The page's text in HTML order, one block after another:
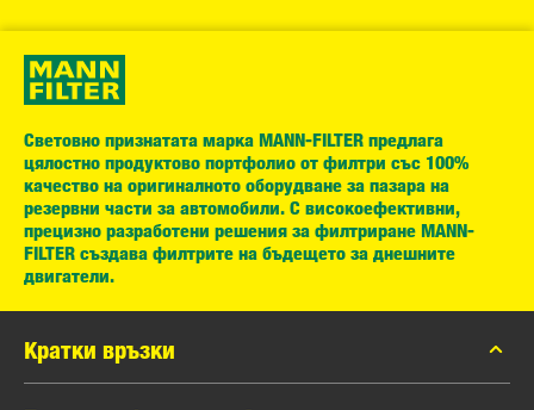
Световно признатата марка MANN-FILTER предлага
цялостно продуктово портфолио от филтри със 100%
качество на оригиналното оборудване за пазара на
резервни части за автомобили. С високоефективни,
прецизно разработени решения за филтриране MANN-
FILTER създава филтрите на бъдещето за днешните
двигатели.
Кратки връзки